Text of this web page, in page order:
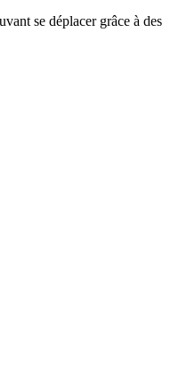
se déplacer grâce à des